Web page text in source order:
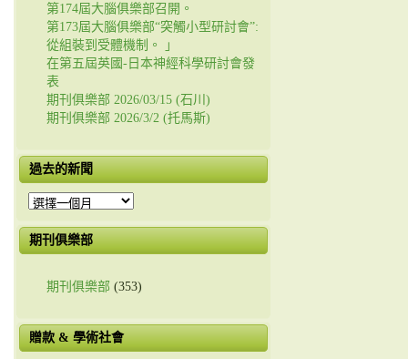
第174屆大腦俱樂部召開。
第173屆大腦俱樂部“突觸小型研討會”:
從組裝到受體機制。 」
在第五屆英國-日本神經科學研討會發
表
期刊俱樂部 2026/03/15 (石川)
期刊俱樂部 2026/3/2 (托馬斯)
過去的新聞
過
的
新
期刊俱樂部
期刊俱樂部 (353)
贈款 & 學術社會